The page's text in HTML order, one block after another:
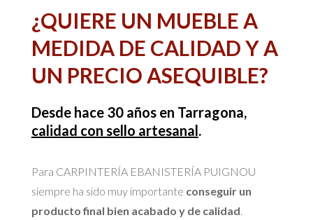
¿QUIERE UN MUEBLE A
MEDIDA DE CALIDAD Y A
UN PRECIO ASEQUIBLE?
Desde hace 30 años en Tarragona,
calidad con sello artesanal.
Para CARPINTERÍA EBANISTERÍA PUIGNOU
siempre ha sido muy importante conseguir un
producto final bien acabado y de calidad.